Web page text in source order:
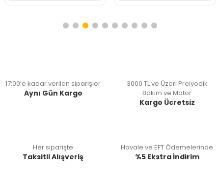
17:00’e kadar verilen siparişler
Aynı Gün Kargo
3000 TL ve Üzeri Preiyodik
Bakım ve Motor
Kargo Ücretsiz
Her siparişte
Taksitli Alışveriş
Havale ve EFT Ödemelerinde
%5 Ekstra İndirim